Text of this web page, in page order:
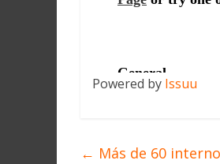
Powered by Issuu
← Más de 60